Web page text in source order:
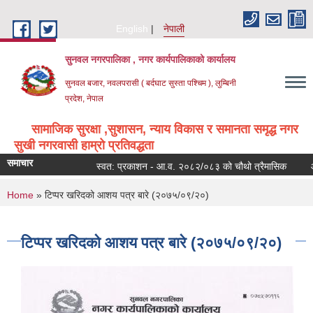
English
नेपाली
सुनवल नगरपालिका , नगर कार्यपालिकाको कार्यालय
सुनवल बजार, नवलपरासी ( बर्दघाट सुस्ता पश्चिम ), लुम्बिनी
प्रदेश, नेपाल
सामाजिक सुरक्षा ,सुशासन, न्याय विकास र समानता समृद्ध नगर
सुखी नगरवासी हाम्रो प्रतिवद्धता
समाचार स्वत: प्रकाशन - आ.व. २०८२/०८३ को चौथो त्रैमासिक
You are here
Home » टिप्पर खरिदको आशय पत्र बारे (२०७५/०९/२०)
टिप्पर खरिदको आशय पत्र बारे (२०७५/०९/२०)